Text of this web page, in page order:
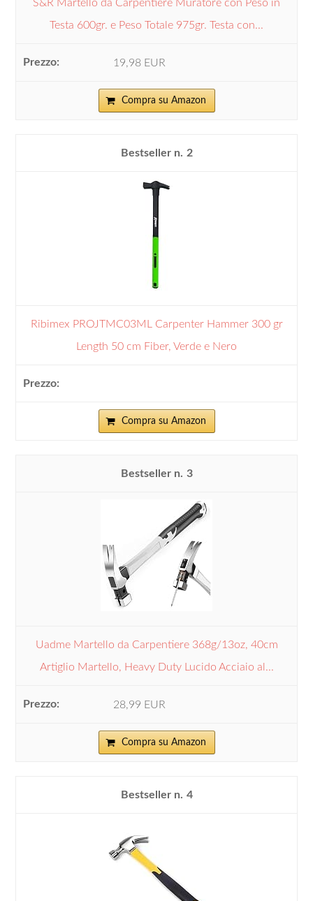
S&R Martello da Carpentiere Muratore con Peso in
Testa 600gr. e Peso Totale 975gr. Testa con...
19,98 EUR
Compra su Amazon
2
Ribimex PROJTMC03ML Carpenter Hammer 300 gr
Length 50 cm Fiber, Verde e Nero
Compra su Amazon
3
Uadme Martello da Carpentiere 368g/13oz, 40cm
Artiglio Martello, Heavy Duty Lucido Acciaio al...
28,99 EUR
Compra su Amazon
4